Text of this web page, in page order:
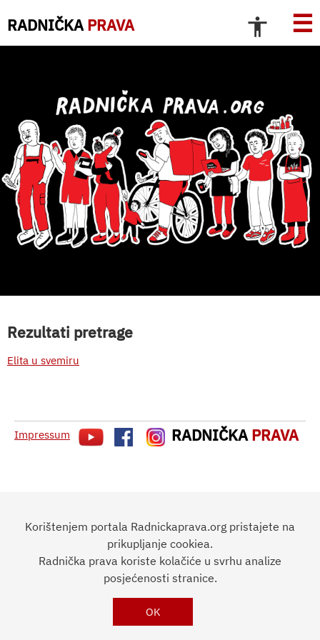
RADNIČKA PRAVA ☰
Rezultati pretrage
Elita u svemiru
Impressum RADNIČKAPRAVA
Korištenjem portala Radnickaprava.org pristajete na
prikupljanje cookiea.
Radnička prava koriste kolačiće u svrhu analize
posjećenosti stranice.
OK